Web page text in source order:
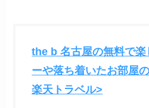
the b 名古屋の無料で楽
ーや落ち着いたお部屋
楽天トラベル>